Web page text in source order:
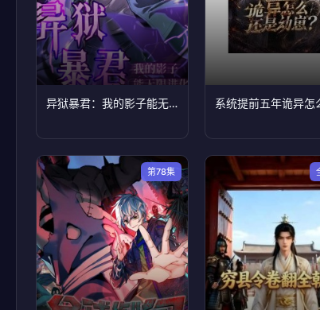
异狱暴君：我的影子能无限进化
第78集